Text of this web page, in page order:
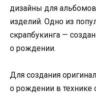
дизайны для
изделий. Одно из
скрапбукинга —
о рождении.
Для создания
о рождении в технике